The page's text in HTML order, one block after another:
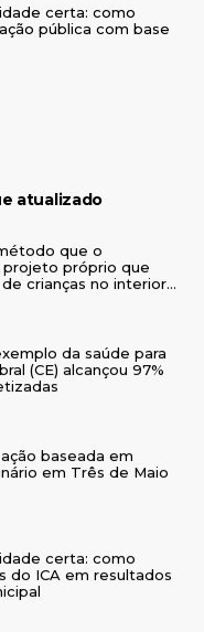
certa: como
pública com base
atualizado
que o
próprio que
crianças no interior
da saúde para
(CE) alcançou 97%
baseada em
em Três de Maio
certa: como
do ICA em resultados